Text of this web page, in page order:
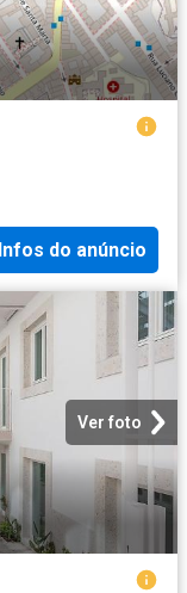
Infos do anúncio
Ver foto